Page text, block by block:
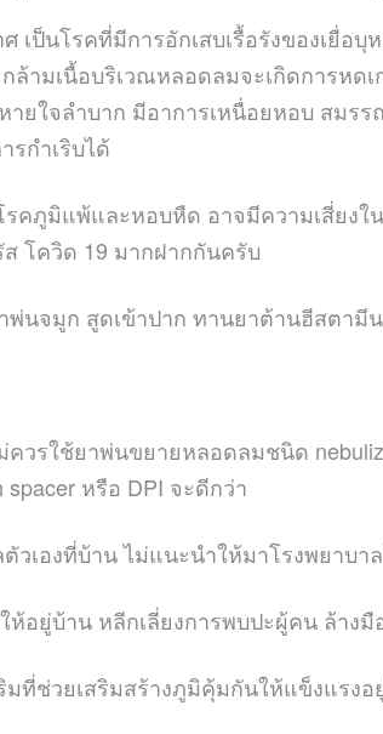
เป็นโรคที่มีการอักเสบเรื้อรังของเยื่
ล้ามเนื้อบริเวณหลอดลมจะเกิดการห
ยใจลำบาก มีอาการเหนื่อยหอบ สมร
กำเริบได้
คภูมิแพ้และหอบหืด อาจมีความเสี่ยง
โควิด 19 มากฝากกันครับ
พ่นจมูก สูดเข้าปาก ทานยาต้านฮีสตามี
ควรใช้ยาพ่นขยายหลอดลมชนิด
หรือ DPI จะดีกว่า
วเองที่บ้าน ไม่แนะนำให้มาโรงพยาบา
ห้อยู่บ้าน หลีกเลี่ยงการพบปะผู้คน ล้าง
ที่ช่วยเสริมสร้างภูมิคุ้มกันให้แข็งแรงอ